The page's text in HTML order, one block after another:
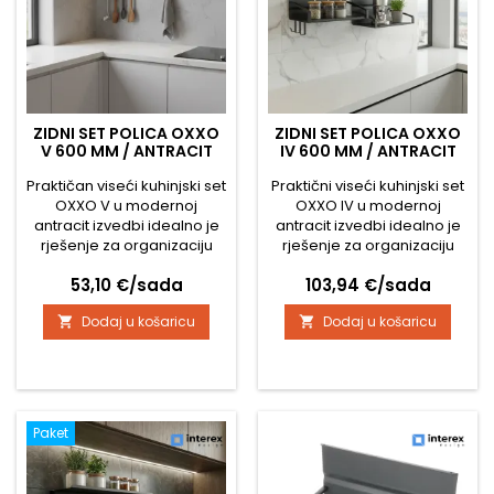
ZIDNI SET POLICA OXXO
V 600 MM / ANTRACIT
Praktičan viseći kuhinjski set
OXXO V u modernoj
antracit izvedbi idealno je
rješenje za organizaciju
Minimalistički dizajn
savršeno odgovara
modernim i industrijskim
kuhinjama te pomaže da
pregledno posložen i uvijek
kombinaciji letvice s
kukicama i zasebnih visećih
kukica, možete...
Cijena
53,10 €/sada
 Dodaj u košaricu
ZIDNI SET POLICA OXXO
IV 600 MM / ANTRACIT
Praktični viseći kuhinjski set
OXXO IV u modernoj
antracit izvedbi idealno je
rješenje za organizaciju
Minimalistički dizajn uklapa
se u moderne i industrijske
kuhinje te omogućuje da
kuhinjski dodaci i pribor
posloženi i pri ruci.
dovoljno prostora za...
Cijena
103,94 €/sada
 Dodaj u košaricu
Paket